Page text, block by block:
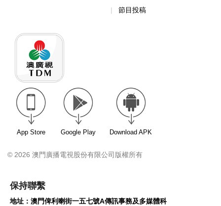
節目投稿
App Store Google Play Download APK
© 2026 澳門廣播電視股份有限公司版權所有
保持聯繫
地址：澳門俾利喇街一五七號A傳訊事務及多媒體科